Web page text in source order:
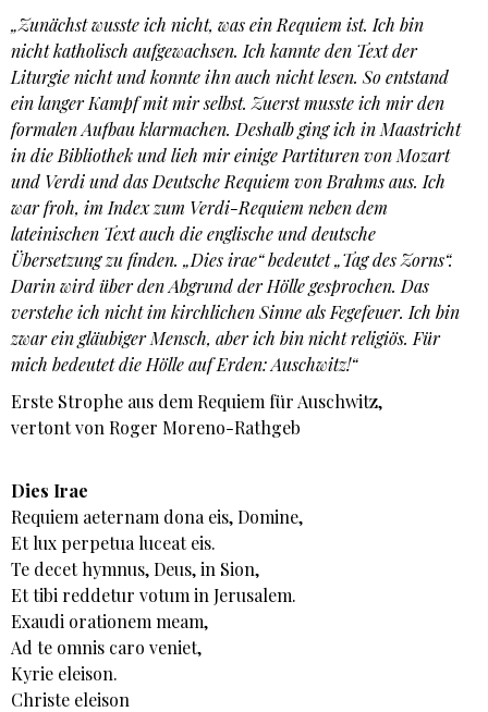
„Zunächst wusste ich nicht, was ein Requiem ist. Ich bin
nicht katholisch aufgewachsen. Ich kannte den Text der
Liturgie nicht und konnte ihn auch nicht lesen. So entstand
ein langer Kampf mit mir selbst. Zuerst musste ich mir den
formalen Aufbau klarmachen. Deshalb ging ich in Maastricht
in die Bibliothek und lieh mir einige Partituren von Mozart
und Verdi und das Deutsche Requiem von Brahms aus. Ich
war froh, im Index zum Verdi-Requiem neben dem
lateinischen Text auch die englische und deutsche
Übersetzung zu finden. „Dies irae“ bedeutet „Tag des Zorns“.
Darin wird über den Abgrund der Hölle gesprochen. Das
verstehe ich nicht im kirchlichen Sinne als Fegefeuer. Ich bin
zwar ein gläubiger Mensch, aber ich bin nicht religiös. Für
mich bedeutet die Hölle auf Erden: Auschwitz!“
Erste Strophe aus dem Requiem für Auschwitz,
vertont von Roger Moreno-Rathgeb
Dies Irae
Requiem aeternam dona eis, Domine,
Et lux perpetua luceat eis.
Te decet hymnus, Deus, in Sion,
Et tibi reddetur votum in Jerusalem.
Exaudi orationem meam,
Ad te omnis caro veniet,
Kyrie eleison.
Christe eleison